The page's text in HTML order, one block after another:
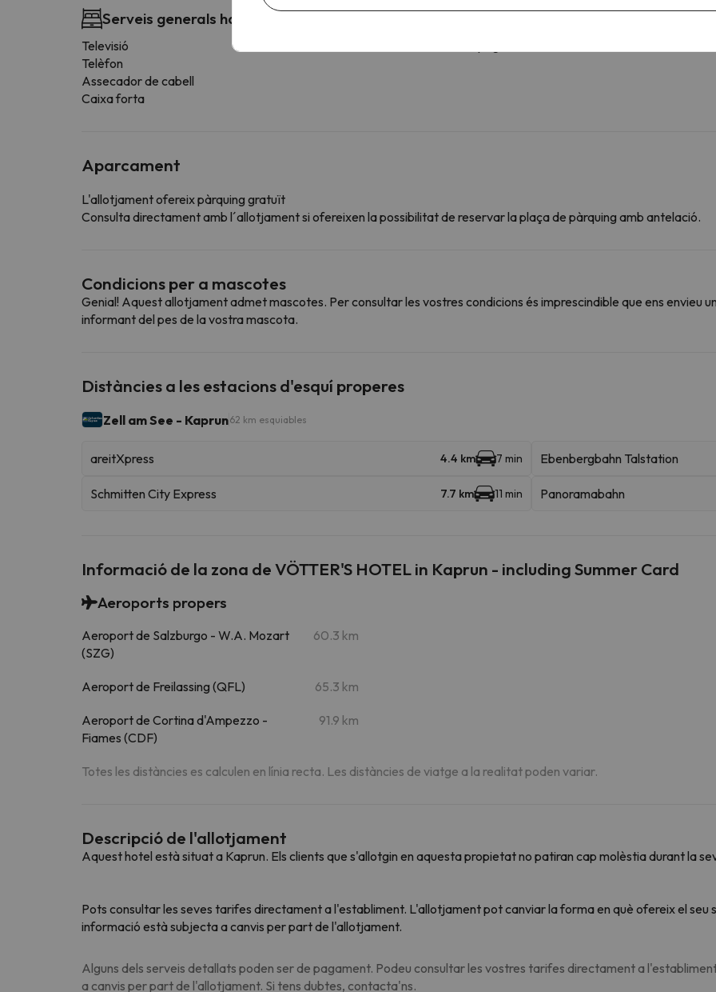
Serveis generals habitació
Televisió
Telèfon
Assecador de cabell
Caixa forta
Aparcament
L'allotjament ofereix pàrquing gratuït
Consulta directament amb l´allotjament si ofereixen la possibilitat de reservar la plaça de pàrquing amb antelació.
Condicions per a mascotes
Genial! Aquest allotjament admet mascotes. Per consultar les vostres condicions és imprescindible que ens envieu
informant del pes de la vostra mascota.
Distàncies a les estacions d'esquí properes
Zell am See - Kaprun62 km esquiables
areitXpress 4.4 km 7 min Ebenbergbahn Talstation
Schmitten City Express 7.7 km 11 min Panoramabahn
Informació de la zona de VÖTTER'S HOTEL in Kaprun - including Summer Card
Aeroports propers
Aeroport de Salzburgo - W.A. Mozart
(SZG)
60.3 km
Aeroport de Freilassing (QFL) 65.3 km
Aeroport de Cortina d'Ampezzo -
Fiames (CDF)
91.9 km
Totes les distàncies es calculen en línia recta. Les distàncies de viatge a la realitat poden variar.
Descripció de l'allotjament
Aquest hotel està situat a Kaprun. Els clients que s'allotgin en aquesta propietat no patiran cap molèstia durant la
Pots consultar les seves tarifes directament a l'establiment. L'allotjament pot canviar la forma en què ofereix el
informació està subjecta a canvis per part de l'allotjament.
Alguns dels serveis detallats poden ser de pagament. Podeu consultar les vostres tarifes directament a
a canvis per part de l'allotjament. Si tens dubtes, contacta'ns.